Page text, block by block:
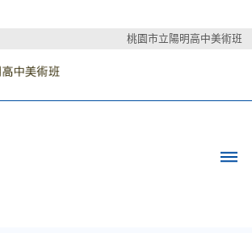
桃園市立陽明高中美術班